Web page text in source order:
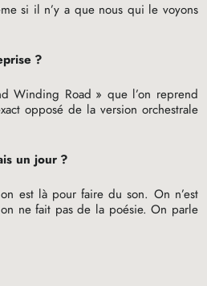
si il n’y a que nous qui le voyons
?
Winding Road » que l’on reprend
opposé de la version orchestrale
un jour ?
est là pour faire du son. On n’est
ne fait pas de la poésie. On parle